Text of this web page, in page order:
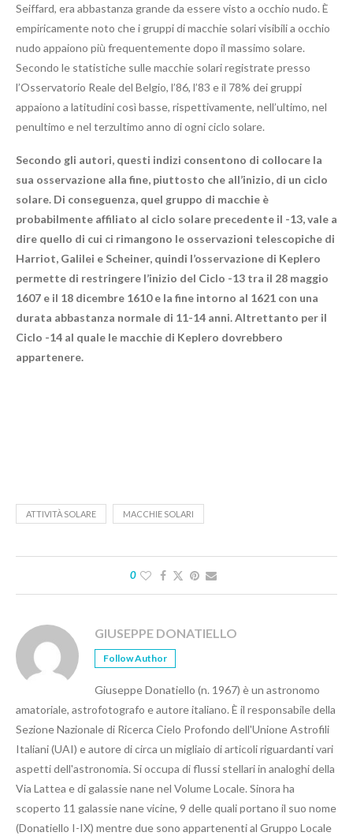
Seiffard, era abbastanza grande da essere visto a occhio nudo. È
empiricamente noto che i gruppi di macchie solari visibili a occhio
nudo appaiono più frequentemente dopo il massimo solare.
Secondo le statistiche sulle macchie solari registrate presso
l’Osservatorio Reale del Belgio, l’86, l’83 e il 78% dei gruppi
appaiono a latitudini così basse, rispettivamente, nell’ultimo, nel
penultimo e nel terzultimo anno di ogni ciclo solare.
Secondo gli autori, questi indizi consentono di collocare la
sua osservazione alla fine, piuttosto che all’inizio, di un ciclo
solare. Di conseguenza, quel gruppo di macchie è
probabilmente affiliato al ciclo solare precedente il -13, vale a
dire quello di cui ci rimangono le osservazioni telescopiche di
Harriot, Galilei e Scheiner, quindi l’osservazione di Keplero
permette di restringere l’inizio del Ciclo -13 tra il 28 maggio
1607 e il 18 dicembre 1610 e la fine intorno al 1621 con una
durata abbastanza normale di 11-14 anni. Altrettanto per il
Ciclo -14 al quale le macchie di Keplero dovrebbero
appartenere.
ATTIVITÀ SOLARE MACCHIE SOLARI
0
GIUSEPPE DONATIELLO
Follow Author
Giuseppe Donatiello (n. 1967) è un astronomo
amatoriale, astrofotografo e autore italiano. È il responsabile della
Sezione Nazionale di Ricerca Cielo Profondo dell'Unione Astrofili
Italiani (UAI) e autore di circa un migliaio di articoli riguardanti vari
aspetti dell'astronomia. Si occupa di flussi stellari in analoghi della
Via Lattea e di galassie nane nel Volume Locale. Sinora ha
scoperto 11 galassie nane vicine, 9 delle quali portano il suo nome
(Donatiello I-IX) mentre due sono appartenenti al Gruppo Locale